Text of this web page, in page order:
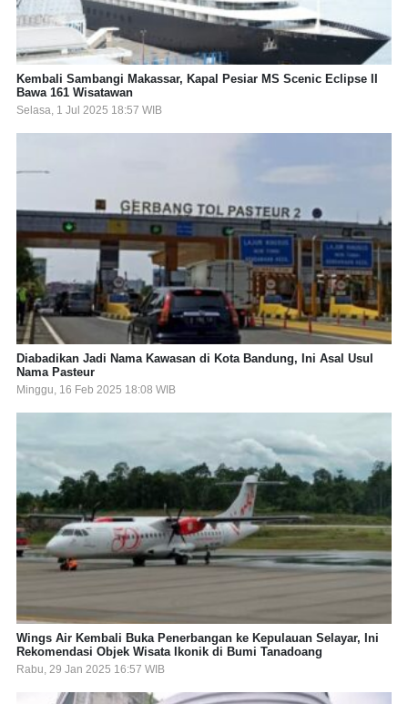
Kembali Sambangi Makassar, Kapal Pesiar MS Scenic Eclipse II
Bawa 161 Wisatawan
Selasa, 1 Jul 2025 18:57 WIB
Diabadikan Jadi Nama Kawasan di Kota Bandung, Ini Asal Usul
Nama Pasteur
Minggu, 16 Feb 2025 18:08 WIB
Wings Air Kembali Buka Penerbangan ke Kepulauan Selayar, Ini
Rekomendasi Objek Wisata Ikonik di Bumi Tanadoang
Rabu, 29 Jan 2025 16:57 WIB